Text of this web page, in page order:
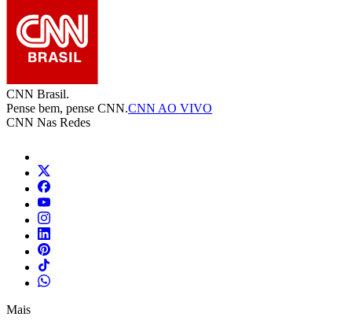
CNN Brasil.
Pense bem, pense CNN.CNN AO VIVO
CNN Nas Redes
Mais